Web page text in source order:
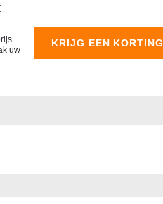
uw
KRIJG EEN KORTING